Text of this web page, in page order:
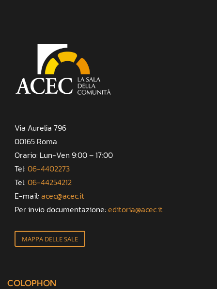
Via Aurelia 796
00165 Roma
Orario: Lun-Ven 9:00 – 17:00
Tel: 06-4402273
Tel: 06-44254212
E-mail: acec@acec.it
Per invio documentazione: editoria@acec.it
MAPPA DELLE SALE
COLOPHON